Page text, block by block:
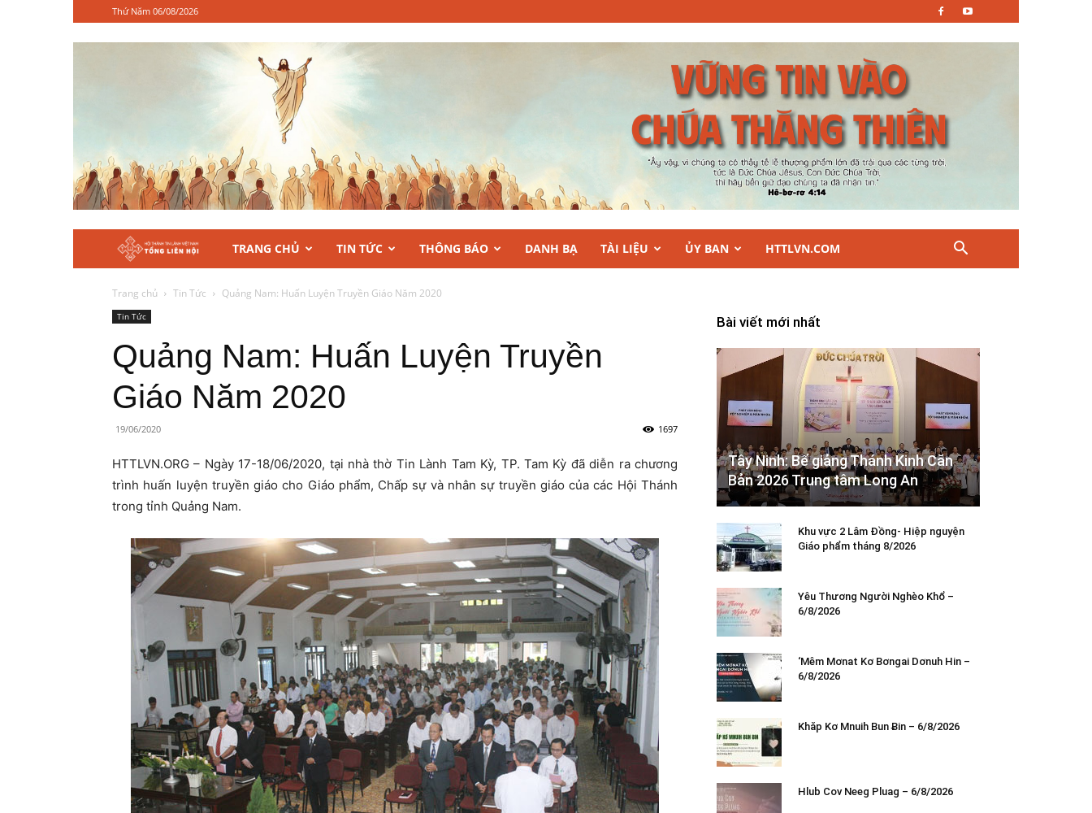
Thứ Năm 06/08/2026
Hội
Thánh
Lành
Việt
TRANG CHỦ TIN TỨC THÔNG BÁO DANH BẠ TÀI LIỆU ỦY BAN HTTLVN.COM
Trang chủ Tin Tức Quảng Nam: Huấn Luyện Truyền Giáo Năm 2020
Tin Tức
Quảng Nam: Huấn Luyện Truyền
Giáo Năm 2020
19/06/2020 1697
HTTLVN.ORG – Ngày 17-18/06/2020, tại nhà thờ Tin Lành Tam Kỳ, TP. Tam Kỳ đã diễn ra chương
trình huấn luyện truyền giáo cho Giáo phẩm, Chấp sự và nhân sự truyền giáo của các Hội Thánh
trong tỉnh Quảng Nam.
Bài viết mới nhất
Tây Ninh: Bế giảng Thánh Kinh Căn
Bản 2026 Trung tâm Long An
Khu vực 2 Lâm Đồng- Hiệp nguyện
Giáo phẩm tháng 8/2026
Yêu Thương Người Nghèo Khổ –
6/8/2026
‘Mêm Mơnat Kơ Bơngai Dơnuh Hin –
6/8/2026
Khăp Kơ Mnuih Bun Ƀin – 6/8/2026
Hlub Cov Neeg Pluag – 6/8/2026